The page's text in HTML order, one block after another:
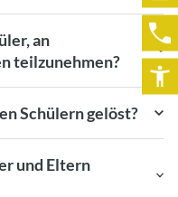
an
teilzunehmen?
Schülern gelöst?
und Eltern